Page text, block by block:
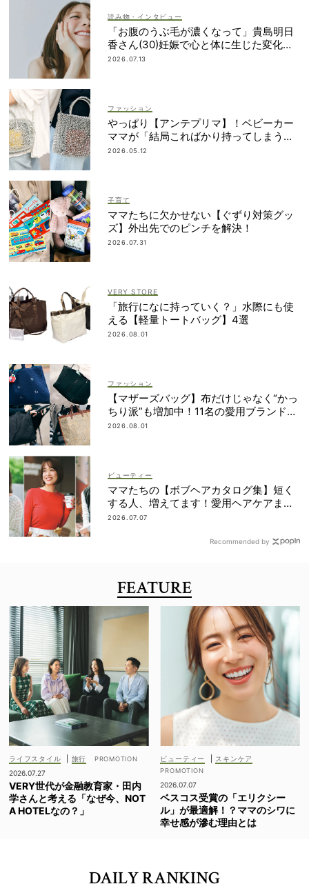
読み物・インタビュー
「お腹のうぶ毛が濃くなって」貴島明日
香さん(30)妊娠で心と体に生じた変化も
「愛しいです」
2026.07.13
ファッション
やっぱり【アンテプリマ】！ベビーカー
ママが「結局こればかり持ってしまう」
納得の理由
2026.05.12
子育て
ママたちに欠かせない【ぐずり対策グッ
ズ】外出先でのピンチを解決！
2026.07.31
VERY STORE
「旅行になに持っていく？」水際にも使
える【軽量トートバッグ】4選
2026.08.01
ファッション
【マザーズバッグ】布だけじゃなく“かっ
ちり派”も増加中！11名の愛用ブランド
は？
2026.08.01
ビューティー
ママたちの【ボブヘアカタログ集】短く
する人、増えてます！愛用ヘアケアまで
全部見せ
2026.07.07
Recommended by
FEATURE
ライフスタイル
旅行
2026.07.27
VERY世代が金融教育家・田内
学さんと考える「なぜ今、NOT
A HOTELなの？」
ビューティー スキンケア
2026.07.07
ベスコス受賞の「エリクシー
ル」が最適解！？ママのシワに
幸せ感が滲む理由とは
DAILY RANKING